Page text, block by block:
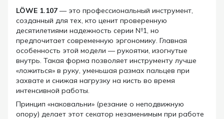
LÖWE 1.107 — это профессиональный инструмент,
созданный для тех, кто ценит проверенную
десятилетиями надежность серии №1, но
предпочитает современную эргономику. Главная
особенность этой модели — рукоятки, изогнутые
внутрь. Такая форма позволяет инструменту лучше
«ложиться» в руку, уменьшая размах пальцев при
захвате и снижая нагрузку на кисть во время
интенсивной работы.
Принцип «наковальни» (резание о неподвижную
опору) делает этот секатор незаменимым при работе